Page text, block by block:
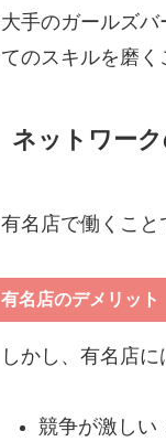
大手のガールズ
てのスキルを磨く
ネットワー
有名店で働くこと
有名店のデメリット
しかし、有名店に
競争が激しい